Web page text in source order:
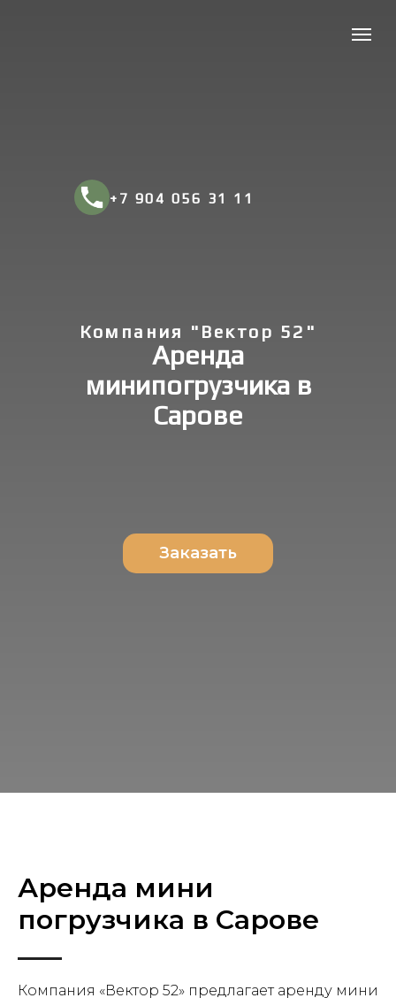
Аренда
минипогрузчика в
Сарове
Компания "Вектор 52"
Заказать
+7 904 056 31 11
Аренда мини
погрузчика в Сарове
Компания «Вектор 52» предлагает аренду мини